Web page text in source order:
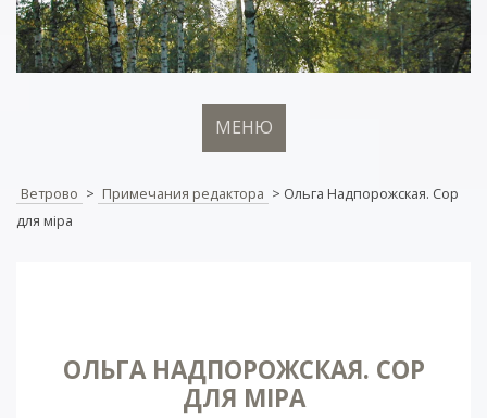
МЕНЮ
Ветрово > Примечания редактора > Ольга Надпорожская. Сор
для мiра
ОЛЬГА НАДПОРОЖСКАЯ. СОР
ДЛЯ МIРА